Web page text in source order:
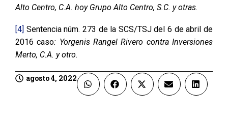
Alto Centro, C.A. hoy Grupo Alto Centro, S.C. y otras.
[4] Sentencia núm. 273 de la SCS/TSJ del 6 de abril de
2016 caso: Yorgenis Rangel Rivero contra Inversiones
Merto, C.A. y otro.
agosto 4, 2022